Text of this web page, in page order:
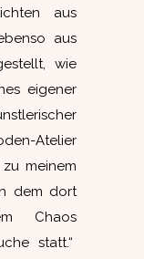
aus
aus
wie
eigener
Atelier
meinem
dem dort
Chaos
statt.“